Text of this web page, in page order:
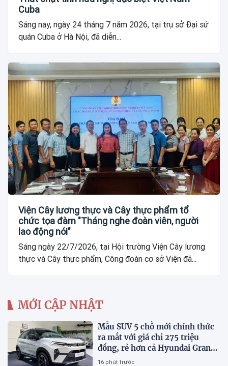
Cuba
Sáng nay, ngày 24 tháng 7 năm 2026, tại trụ sở Đại sứ
quán Cuba ở Hà Nội, đã diễn...
Viện Cây lương thực và Cây thực phẩm tổ
chức tọa đàm "Tháng nghe đoàn viên, người
lao động nói"
Sáng ngày 22/7/2026, tại Hội trường Viện Cây lương
thực và Cây thực phẩm, Công đoàn cơ sở Viện đã...
MỚI CẬP NHẬT
Mẫu SUV 5 chỗ mới chính thức
ra mắt với giá chỉ 275 triệu
đồng, rẻ hơn cả Hyundai Grand
i10 và Kia Morning
16 phút trước